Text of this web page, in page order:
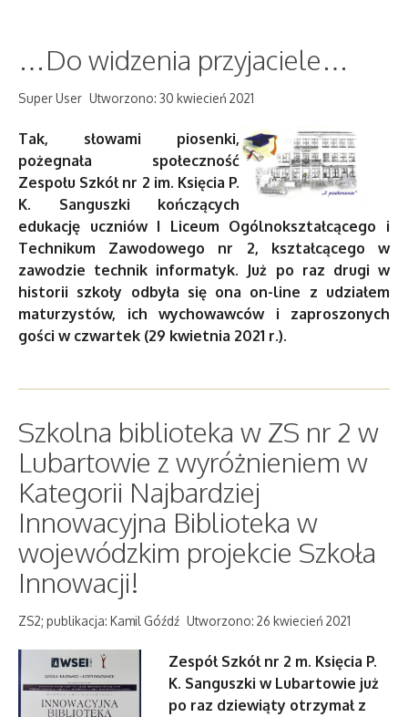
…Do widzenia przyjaciele…
Super User Utworzono: 30 kwiecień 2021
Tak, słowami piosenki,
pożegnała społeczność
Zespołu Szkół nr 2 im. Księcia P.
K. Sanguszki kończących
edukację uczniów I Liceum Ogólnokształcącego i
Technikum Zawodowego nr 2, kształcącego w
zawodzie technik informatyk. Już po raz drugi w
historii szkoły odbyła się ona on-line z udziałem
maturzystów, ich wychowawców i zaproszonych
gości w czwartek (29 kwietnia 2021 r.).
Szkolna biblioteka w ZS nr 2 w
Lubartowie z wyróżnieniem w
Kategorii Najbardziej
Innowacyjna Biblioteka w
wojewódzkim projekcie Szkoła
Innowacji!
ZS2; publikacja: Kamil Góźdź Utworzono: 26 kwiecień 2021
Zespół Szkół nr 2 m. Księcia P.
K. Sanguszki w Lubartowie już
po raz dziewiąty otrzymał z